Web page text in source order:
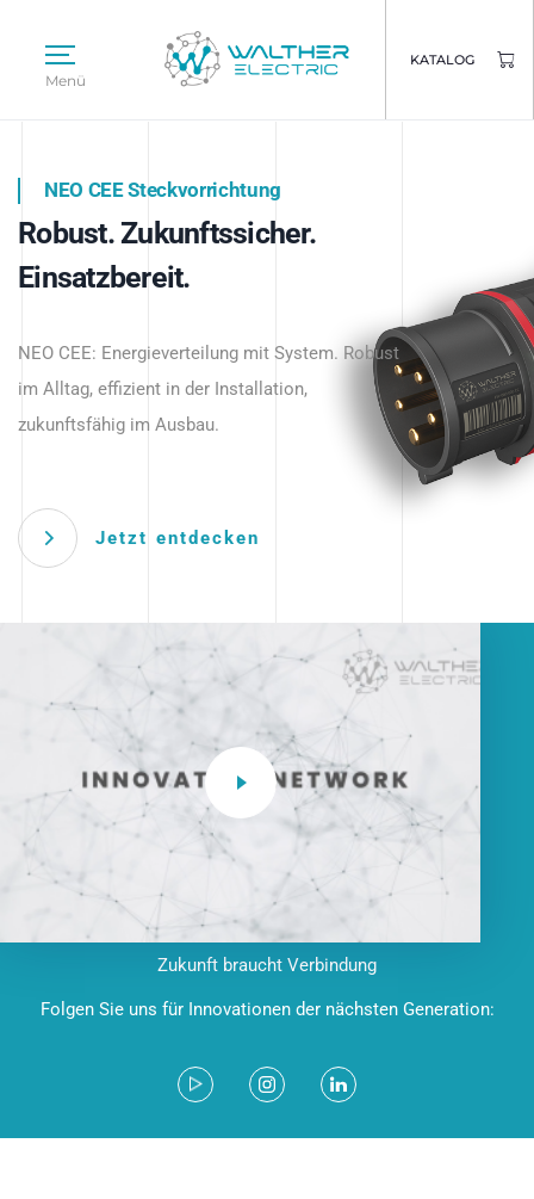
Menü
KATALOG
Intelligente Stromverteilung
beginnt hier.
NEO CEE Steckvorrichtung
Robust. Zukunftssicher.
Einsatzbereit.
NEO CEE: Energieverteilung mit System. Robust
im Alltag, effizient in der Installation,
zukunftsfähig im Ausbau.
Jetzt entdecken
Intelligenz trifft Energie.
Anwendungen – robust, IP-geschützt und
zukunftsfähig.
Zukunft braucht Verbindung
Folgen Sie uns für Innovationen der nächsten Generation: